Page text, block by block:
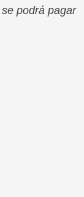
podrá pagar